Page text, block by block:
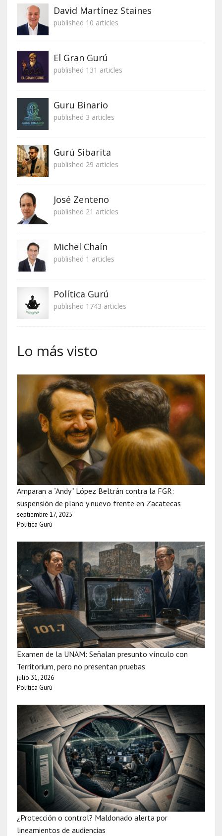
David Martínez Staines
published 10 articles
El Gran Gurú
published 131 articles
Guru Binario
published 3 articles
Gurú Sibarita
published 29 articles
José Zenteno
published 21 articles
Michel Chaín
published 1 articles
Política Gurú
published 1743 articles
Lo más visto
Amparan a “Andy” López Beltrán contra la FGR:
suspensión de plano y nuevo frente en Zacatecas
septiembre 17, 2025
Política Gurú
Examen de la UNAM: Señalan presunto vínculo con
Territorium, pero no presentan pruebas
julio 31, 2026
Política Gurú
¿Protección o control? Maldonado alerta por
lineamientos de audiencias